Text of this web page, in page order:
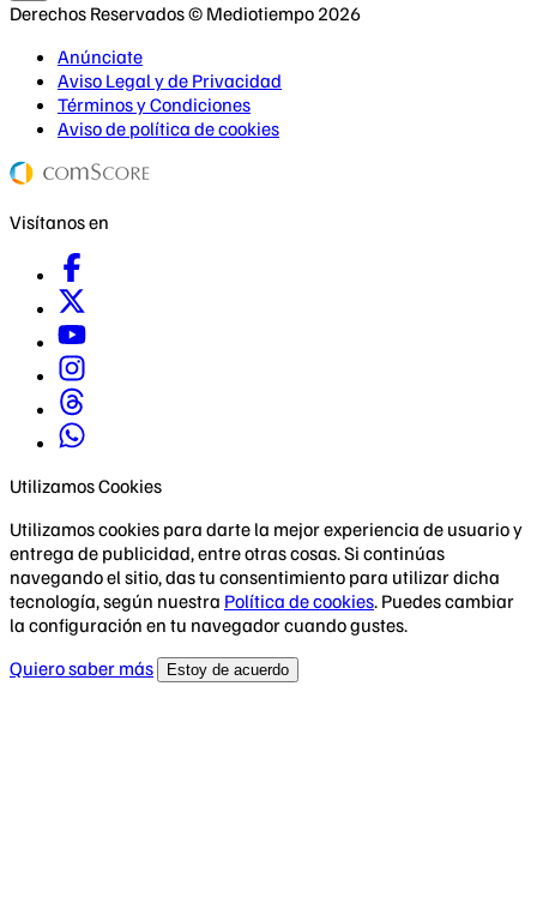
Derechos Reservados © Mediotiempo 2026
Anúnciate
Aviso Legal y de Privacidad
Términos y Condiciones
Aviso de política de cookies
Visítanos en
Utilizamos Cookies
Utilizamos cookies para darte la mejor experiencia de usuario y
entrega de publicidad, entre otras cosas. Si continúas
navegando el sitio, das tu consentimiento para utilizar dicha
tecnología, según nuestra Política de cookies. Puedes cambiar
la configuración en tu navegador cuando gustes.
Quiero saber más
Estoy de acuerdo